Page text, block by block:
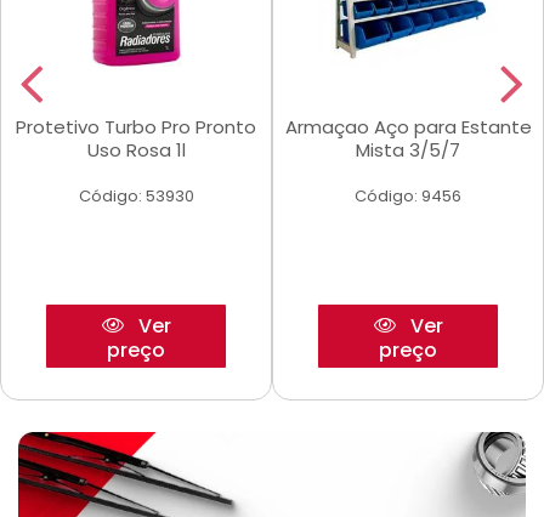
Protetivo Turbo Pro Pronto
Uso Rosa 1l
Código: 53930
Ver
preço
Armaçao Aço para Estante
Mista 3/5/7
Código: 9456
Ver
preço